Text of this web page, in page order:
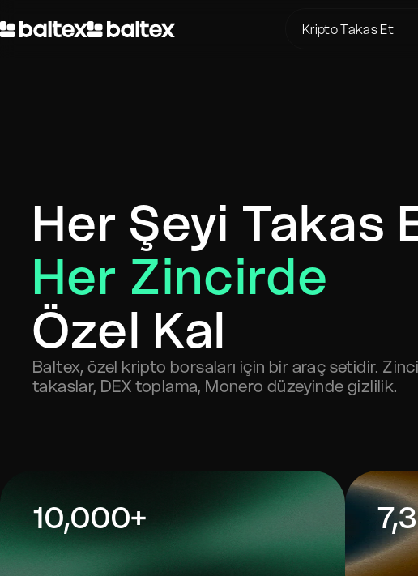
Kripto Takas Et
XMR için BTC
BTC için ETH
SOL için BTC
USDT için BTC
Her Şeyi Takas
Her Zincirde
Özel Kal
Baltex, özel kripto borsaları için bir araç setidir.
takaslar, DEX toplama, Monero düzeyinde gizlilik.
10,000+